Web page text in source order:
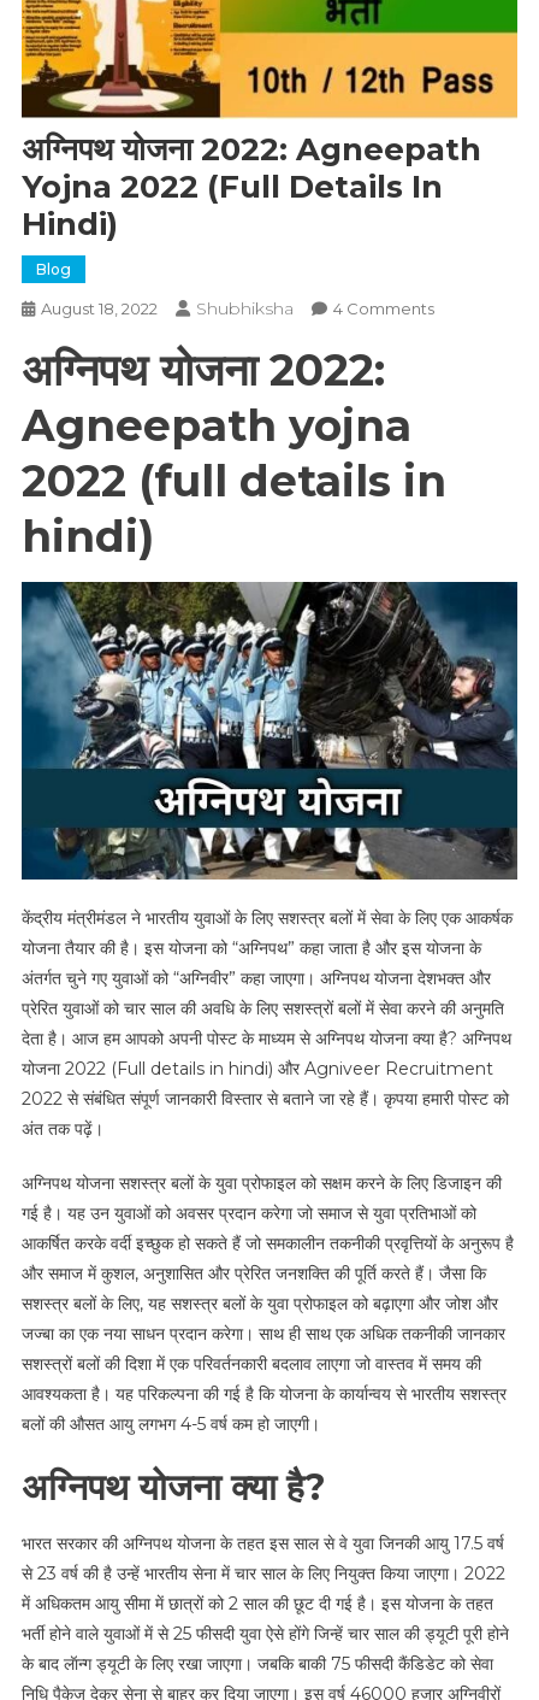
अग्निपथ योजना 2022: Agneepath
Yojna 2022 (full Details In
Hindi)
Blog
August 18, 2022 Shubhiksha 4 CommentsOn
2022
(full
Hindi)
अग्निपथ योजना 2022:
Agneepath yojna
2022 (full details in
hindi)
केंद्रीय मंत्रीमंडल ने भारतीय युवाओं के लिए सशस्त्र बलों में सेवा के लिए एक आकर्षक
योजना तैयार की है। इस योजना को “अग्निपथ” कहा जाता है और इस योजना के
अंतर्गत चुने गए युवाओं को “अग्निवीर” कहा जाएगा। अग्निपथ योजना देशभक्त और
प्रेरित युवाओं को चार साल की अवधि के लिए सशस्त्रों बलों में सेवा करने की अनुमति
देता है। आज हम आपको अपनी पोस्ट के माध्यम से अग्निपथ योजना क्या है? अग्निपथ
योजना 2022 (Full details in hindi) और Agniveer Recruitment
2022 से संबंधित संपूर्ण जानकारी विस्तार से बताने जा रहे हैं। कृपया हमारी पोस्ट को
अंत तक पढ़ें।
अग्निपथ योजना सशस्त्र बलों के युवा प्रोफाइल को सक्षम करने के लिए डिजाइन की
गई है। यह उन युवाओं को अवसर प्रदान करेगा जो समाज से युवा प्रतिभाओं को
आकर्षित करके वर्दी इच्छुक हो सकते हैं जो समकालीन तकनीकी प्रवृत्तियों के अनुरूप है
और समाज में कुशल, अनुशासित और प्रेरित जनशक्ति की पूर्ति करते हैं। जैसा कि
सशस्त्र बलों के लिए, यह सशस्त्र बलों के युवा प्रोफाइल को बढ़ाएगा और जोश और
जज्बा का एक नया साधन प्रदान करेगा। साथ ही साथ एक अधिक तकनीकी जानकार
सशस्त्रों बलों की दिशा में एक परिवर्तनकारी बदलाव लाएगा जो वास्तव में समय की
आवश्यकता है। यह परिकल्पना की गई है कि योजना के कार्यान्वय से भारतीय सशस्त्र
बलों की औसत आयु लगभग 4-5 वर्ष कम हो जाएगी।
अग्निपथ योजना क्या है?
भारत सरकार की अग्निपथ योजना के तहत इस साल से वे युवा जिनकी आयु 17.5 वर्ष
से 23 वर्ष की है उन्हें भारतीय सेना में चार साल के लिए नियुक्त किया जाएगा। 2022
में अधिकतम आयु सीमा में छात्रों को 2 साल की छूट दी गई है। इस योजना के तहत
भर्ती होने वाले युवाओं में से 25 फीसदी युवा ऐसे होंगे जिन्हें चार साल की ड्यूटी पूरी होने
के बाद लॅान्ग ड्यूटी के लिए रखा जाएगा। जबकि बाकी 75 फीसदी कैंडिडेट को सेवा
निधि पैकेज देकर सेना से बाहर कर दिया जाएगा। इस वर्ष 46000 हजार अग्निवीरों